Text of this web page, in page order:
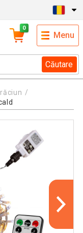
Căutare
0
Menu